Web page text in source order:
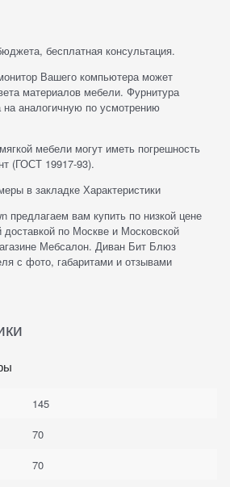
бесплатная консультация.
Вашего компьютера может
материалов мебели. Фурнитура
аналогичную по усмотрению
мебели могут иметь погрешность
(ГОСТ 19917-93).
в закладке Характеристики
предлагаем вам купить по низкой цене
по Москве и Московской
Мебсалон. Диван Бит Блюз
с фото, габаритами и отзывами
145
70
70